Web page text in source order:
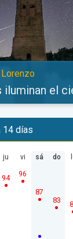
iluminan el
14 días
ju
94
vi
96
sá
87
do
83